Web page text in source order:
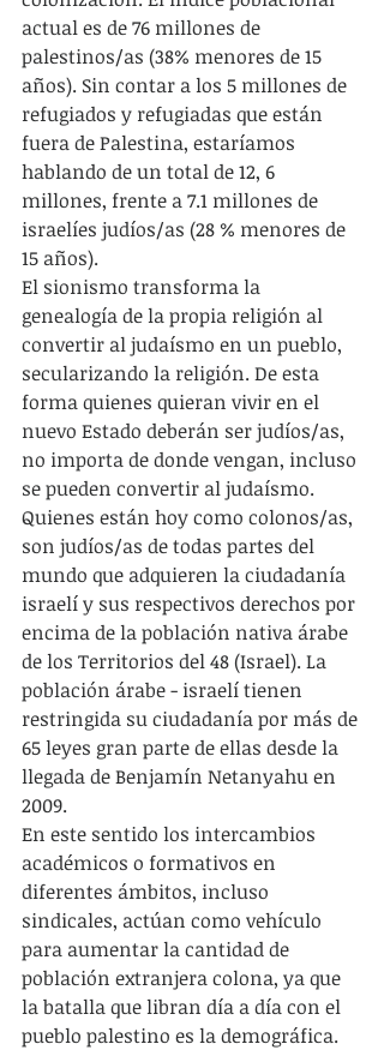
actual es de 76 millones de
palestinos/as (38% menores de 15
años). Sin contar a los 5 millones de
refugiados y refugiadas que están
fuera de Palestina, estaríamos
hablando de un total de 12, 6
millones, frente a 7.1 millones de
israelíes judíos/as (28 % menores de
15 años).
El sionismo transforma la
genealogía de la propia religión al
convertir al judaísmo en un pueblo,
secularizando la religión. De esta
forma quienes quieran vivir en el
nuevo Estado deberán ser judíos/as,
no importa de donde vengan, incluso
se pueden convertir al judaísmo.
Quienes están hoy como colonos/as,
son judíos/as de todas partes del
mundo que adquieren la ciudadanía
israelí y sus respectivos derechos por
encima de la población nativa árabe
de los Territorios del 48 (Israel). La
población árabe - israelí tienen
restringida su ciudadanía por más de
65 leyes gran parte de ellas desde la
llegada de Benjamín Netanyahu en
2009.
En este sentido los intercambios
académicos o formativos en
diferentes ámbitos, incluso
sindicales, actúan como vehículo
para aumentar la cantidad de
población extranjera colona, ya que
la batalla que libran día a día con el
pueblo palestino es la demográfica.